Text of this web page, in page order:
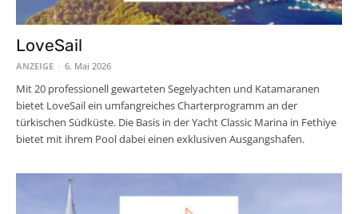
LoveSail
ANZEIGE - 6. Mai 2026
Mit 20 professionell gewarteten Segelyachten und Katamaranen
bietet LoveSail ein umfangreiches Charterprogramm an der
türkischen Südküste. Die Basis in der Yacht Classic Marina in Fethiye
bietet mit ihrem Pool dabei einen exklusiven Ausgangshafen.